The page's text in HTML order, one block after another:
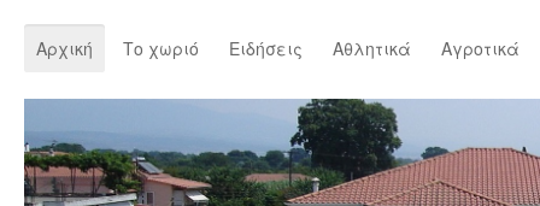
Αρχική Το χωριό Ειδήσεις Αθλητικά Αγροτικά